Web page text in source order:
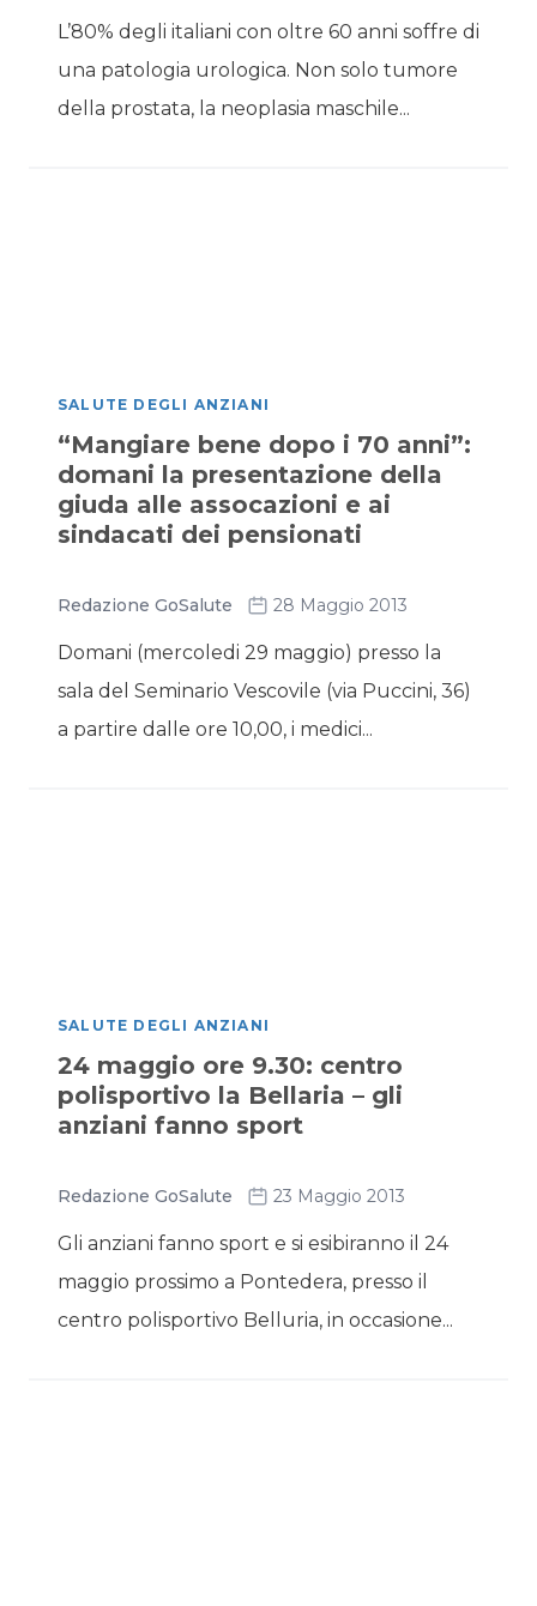
L’80% degli italiani con oltre 60 anni soffre di
una patologia urologica. Non solo tumore
della prostata, la neoplasia maschile...
SALUTE DEGLI ANZIANI
“Mangiare bene dopo i 70 anni”:
domani la presentazione della
giuda alle assocazioni e ai
sindacati dei pensionati
Redazione GoSalute 28 Maggio 2013
Domani (mercoledi 29 maggio) presso la
sala del Seminario Vescovile (via Puccini, 36)
a partire dalle ore 10,00, i medici...
SALUTE DEGLI ANZIANI
24 maggio ore 9.30: centro
polisportivo la Bellaria – gli
anziani fanno sport
Redazione GoSalute 23 Maggio 2013
Gli anziani fanno sport e si esibiranno il 24
maggio prossimo a Pontedera, presso il
centro polisportivo Belluria, in occasione...